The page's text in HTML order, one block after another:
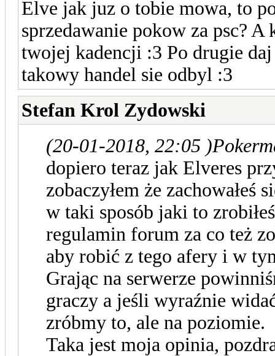
Elve jak juz o tobie mowa, to
sprzedawanie pokow za psc?
twojej kadencji :3 Po drugie
takowy handel sie odbyl :3
Stefan Krol Zydowski
(20-01-2018, 22:05 )
dopiero teraz jak Elveres
zobaczyłem że zachowałeś
w taki sposób jaki to
regulamin forum za co też
aby robić z tego afery i w
Grając na serwerze
graczy a jeśli wyraźnie
zróbmy to, ale na poziomie.
Taka jest moja opinia,